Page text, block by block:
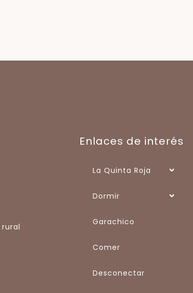
Enlaces de interés
La Quinta Roja
Dormir
Garachico
Comer
Desconectar